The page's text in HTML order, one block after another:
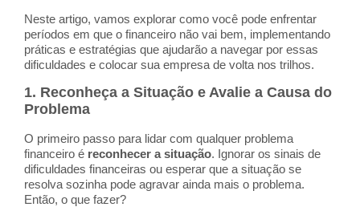
Neste artigo, vamos explorar como você pode enfrentar
períodos em que o financeiro não vai bem, implementando
práticas e estratégias que ajudarão a navegar por essas
dificuldades e colocar sua empresa de volta nos trilhos.
1. Reconheça a Situação e Avalie a Causa do
Problema
O primeiro passo para lidar com qualquer problema
financeiro é reconhecer a situação. Ignorar os sinais de
dificuldades financeiras ou esperar que a situação se
resolva sozinha pode agravar ainda mais o problema.
Então, o que fazer?